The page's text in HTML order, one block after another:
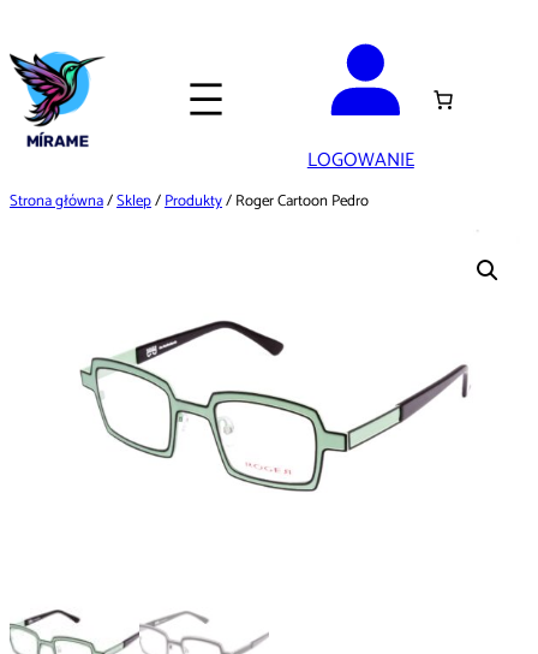
do
treści
LOGOWANIE
Strona główna/Sklep/Produkty/ Roger Cartoon Pedro